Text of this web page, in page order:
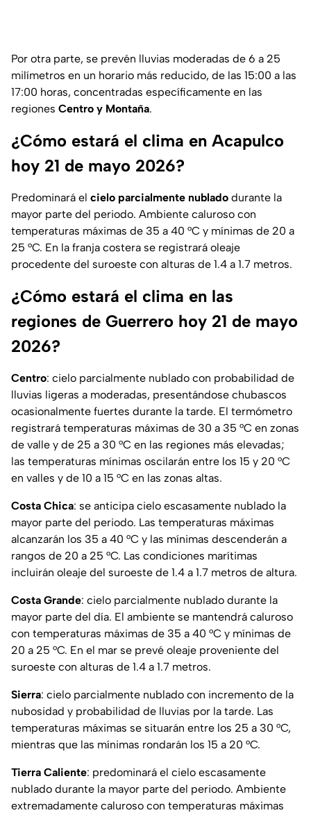
Por otra parte, se prevén lluvias moderadas de 6 a 25
milímetros en un horario más reducido, de las 15:00 a las
17:00 horas, concentradas específicamente en las
regiones Centro y Montaña.
¿Cómo estará el clima en Acapulco
hoy 21 de mayo 2026?
Predominará el cielo parcialmente nublado durante la
mayor parte del periodo. Ambiente caluroso con
temperaturas máximas de 35 a 40 °C y mínimas de 20 a
25 °C. En la franja costera se registrará oleaje
procedente del suroeste con alturas de 1.4 a 1.7 metros.
¿Cómo estará el clima en las
regiones de Guerrero hoy 21 de mayo
2026?
Centro: cielo parcialmente nublado con probabilidad de
lluvias ligeras a moderadas, presentándose chubascos
ocasionalmente fuertes durante la tarde. El termómetro
registrará temperaturas máximas de 30 a 35 °C en zonas
de valle y de 25 a 30 °C en las regiones más elevadas;
las temperaturas mínimas oscilarán entre los 15 y 20 °C
en valles y de 10 a 15 °C en las zonas altas.
Costa Chica: se anticipa cielo escasamente nublado la
mayor parte del periodo. Las temperaturas máximas
alcanzarán los 35 a 40 °C y las mínimas descenderán a
rangos de 20 a 25 °C. Las condiciones marítimas
incluirán oleaje del suroeste de 1.4 a 1.7 metros de altura.
Costa Grande: cielo parcialmente nublado durante la
mayor parte del día. El ambiente se mantendrá caluroso
con temperaturas máximas de 35 a 40 °C y mínimas de
20 a 25 °C. En el mar se prevé oleaje proveniente del
suroeste con alturas de 1.4 a 1.7 metros.
Sierra: cielo parcialmente nublado con incremento de la
nubosidad y probabilidad de lluvias por la tarde. Las
temperaturas máximas se situarán entre los 25 a 30 °C,
mientras que las mínimas rondarán los 15 a 20 °C.
Tierra Caliente: predominará el cielo escasamente
nublado durante la mayor parte del periodo. Ambiente
extremadamente caluroso con temperaturas máximas